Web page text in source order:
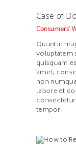
Case of
Consumers'
Quuntur
voluptatem
quisquam
amet,
non
labore et
tempor…